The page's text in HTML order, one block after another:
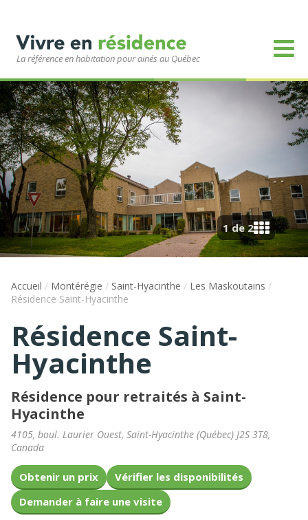
La référence en habitation pour ainés au Québec
1 de 2
Accueil / Montérégie / Saint-Hyacinthe / Les Maskoutains /
Résidence Saint-Hyacinthe
Résidence Saint-
Hyacinthe
Résidence pour retraités à Saint-
Hyacinthe
4105, boul. Laurier Ouest, Saint-Hyacinthe (Québec) J2S 3T8,
Canada
Obtenir un prix
Vérifier les disponibilités
Demander à faire une visite